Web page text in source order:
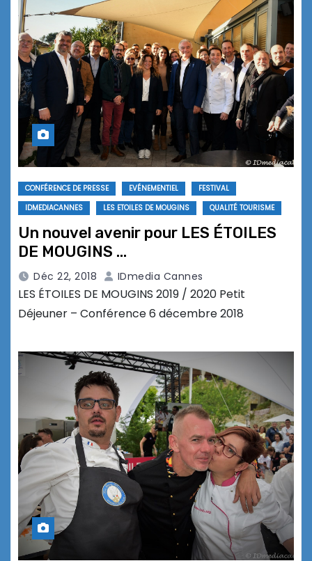
CONFÉRENCE DE PRESSE EVÉNEMENTIEL
FESTIVAL
IDMEDIACANNES
LES ETOILES DE MOUGINS QUALITÉ TOURISME
Un nouvel avenir pour LES ÉTOILES
DE MOUGINS …
Déc 22, 2018 IDmedia Cannes
LES ÉTOILES DE MOUGINS 2019 / 2020 Petit
Déjeuner – Conférence 6 décembre 2018